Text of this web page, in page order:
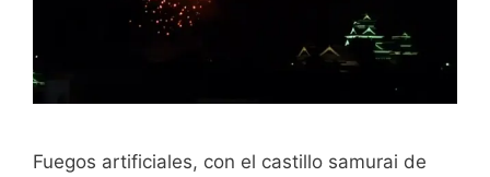
Fuegos artificiales, con el castillo samurai de